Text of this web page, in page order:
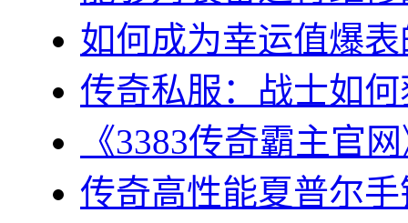
如何成为幸运值爆
传奇私服：战士如
《3383传奇霸主官
传奇高性能夏普尔